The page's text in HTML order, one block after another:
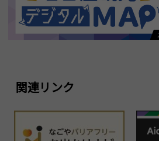
関連リンク